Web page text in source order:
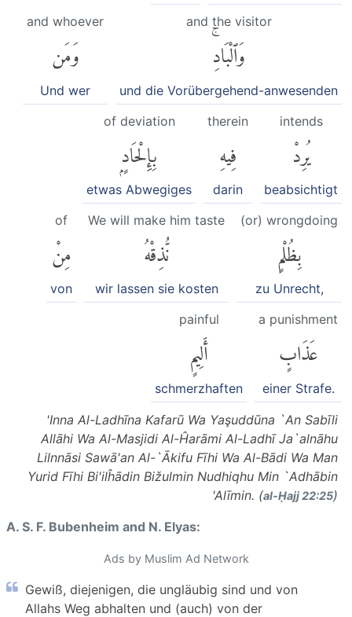
and the visitor
وَٱلْبَادِۚ
und die Vorübergehend-anwesenden
and whoever
وَمَن
Und wer
intends
يُرِدْ
beabsichtigt
therein
فِيهِ
darin
of deviation
بِإِلْحَادٍۭ
etwas Abwegiges
(or) wrongdoing
بِظُلْمٍ
zu Unrecht,
We will make him taste
نُّذِقْهُ
wir lassen sie kosten
of
مِنْ
von
a punishment
عَذَابٍ
einer Strafe.
painful
أَلِيمٍ
schmerzhaften
'Inna Al-Ladhīna Kafarū Wa Yaşuddūna `An Sabīli
Allāhi Wa Al-Masjidi Al-Ĥarāmi Al-Ladhī Ja`alnāhu
Lilnnāsi Sawā'an Al-`Ākifu Fīhi Wa Al-Bādi Wa Man
Yurid Fīhi Bi'ilĥādin Bižulmin Nudhiqhu Min `Adhābin
'Alīmin. (al-Ḥajj 22:25)
A. S. F. Bubenheim and N. Elyas:
Ads by Muslim Ad Network
Gewiß, diejenigen, die ungläubig sind und von
Allahs Weg abhalten und (auch) von der